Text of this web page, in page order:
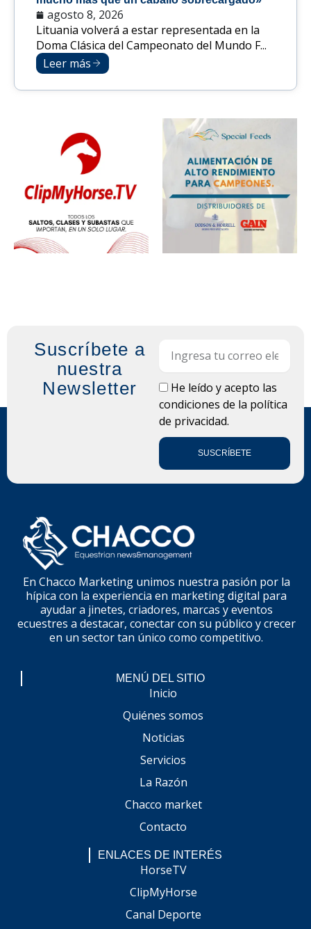
agosto 8, 2026
Lituania volverá a estar representada en la
Doma Clásica del Campeonato del Mundo F...
Leer más
Suscríbete a
nuestra
Newsletter
LOPDHe leído y acepto las
condiciones de la política
de privacidad.
SUSCRÍBETE
En Chacco Marketing unimos nuestra pasión por la
hípica con la experiencia en marketing digital para
ayudar a jinetes, criadores, marcas y eventos
ecuestres a destacar, conectar con su público y crecer
en un sector tan único como competitivo.
MENÚ DEL SITIO
Inicio
Quiénes somos
Noticias
Servicios
La Razón
Chacco market
Contacto
ENLACES DE INTERÉS
HorseTV
ClipMyHorse
Canal Deporte